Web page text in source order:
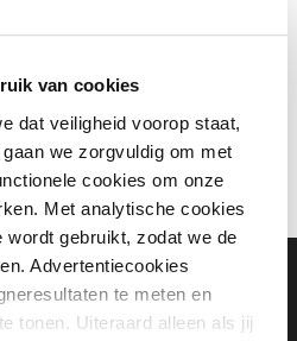
van cookies
dat veiligheid voorop staat,
we zorgvuldig om met
cookies om onze
Met analytische cookies
wordt gebruikt, zodat we de
Advertentiecookies
te meten en
tonen. Uiteraard alleen als jij
dagen*